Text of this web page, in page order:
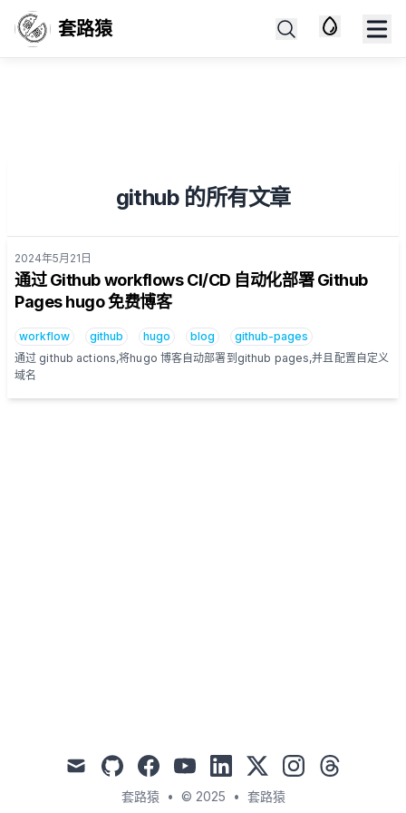
套路猿
github 的所有文章
Published on
2024年5月21日
通过 Github workflows CI/CD 自动化部署 Github
Pages hugo 免费博客
workflow github hugo blog
github-pages
通过 github actions,将hugo 博客自动部署到github pages,并且配置自定义
域名
mail github facebookyoutubelinkedin
x instagramthreads
套路猿 • © 2025 • 套路猿